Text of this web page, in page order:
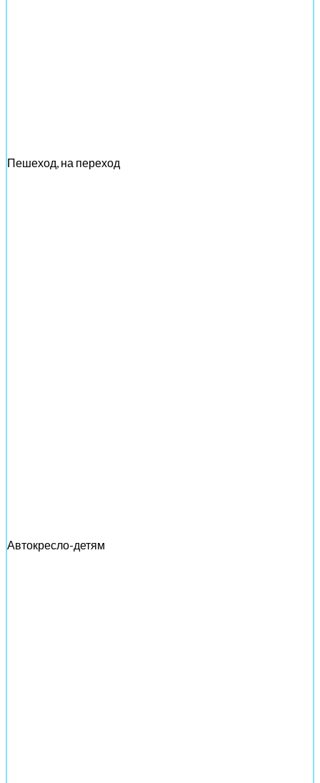
Пешеход, на переход
Автокресло-детям